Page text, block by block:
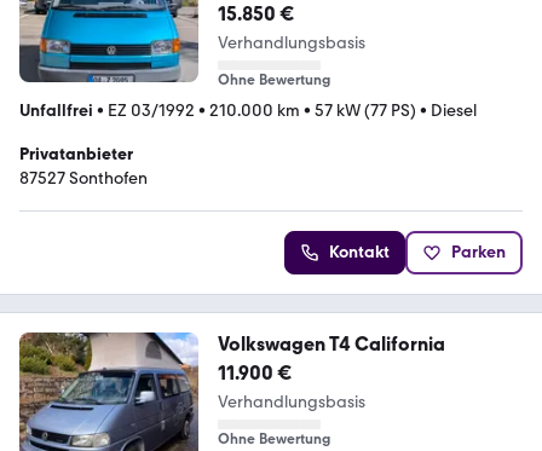
15.850 €
Verhandlungsbasis
Ohne Bewertung
Unfallfrei • EZ 03/1992 • 210.000 km • 57 kW (77 PS) • Diesel
Privatanbieter
87527 Sonthofen
Kontakt Parken
Volkswagen T4 California
11.900 €
Verhandlungsbasis
Ohne Bewertung